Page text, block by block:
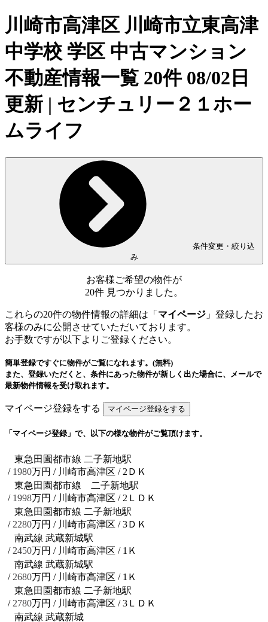
川崎市高津区 川崎市立東高津
中学校 学区 中古マンション
不動産情報一覧 20件 08/02日
更新 | センチュリー２１ホー
ムライフ
条件変更・絞り込
み
お客様ご希望の物件が
20件 見つかりました。
これらの20件の物件情報の詳細は「 マイページ 」登録したお
客様のみに公開させていただいております。
お手数ですが以下よりご登録ください。
簡単登録ですぐに物件がご覧になれます。(無料)
また、登録いただくと、条件にあった物件が新しく出た場合に、メールで
最新物件情報を受け取れます。
マイページ登録をする
「マイページ登録」で、以下の様な物件がご覧頂けます。
東急田園都市線 二子新地駅
/ 1980万円 / 川崎市高津区 / 2ＤＫ
東急田園都市線 二子新地駅
/ 1998万円 / 川崎市高津区 / 2ＬＤＫ
東急田園都市線 二子新地駅
/ 2280万円 / 川崎市高津区 / 3ＤＫ
南武線 武蔵新城駅
/ 2450万円 / 川崎市高津区 / 1Ｋ
南武線 武蔵新城駅
/ 2680万円 / 川崎市高津区 / 1Ｋ
東急田園都市線 二子新地駅
/ 2780万円 / 川崎市高津区 / 3ＬＤＫ
南武線 武蔵新城